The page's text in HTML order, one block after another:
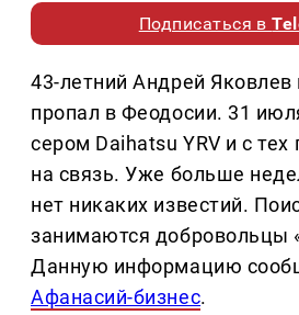
Подписаться в
43-летний Андрей Яковлев
пропал в Феодосии. 31
сером Daihatsu YRV и с
на связь. Уже больше
нет никаких известий.
занимаются добровольцы
Данную информацию
Афанасий-бизнес.